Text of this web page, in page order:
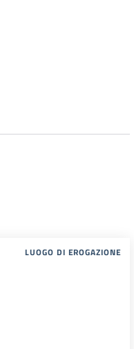
LUOGO DI EROGAZIONE